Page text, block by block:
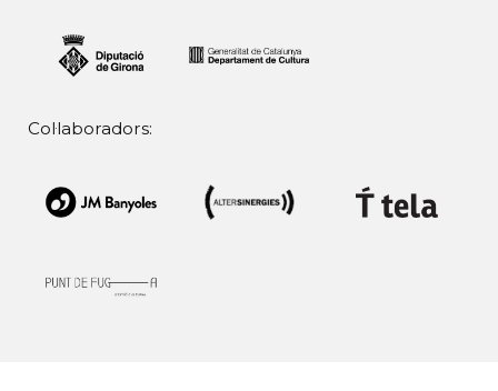
Col·laboradors: